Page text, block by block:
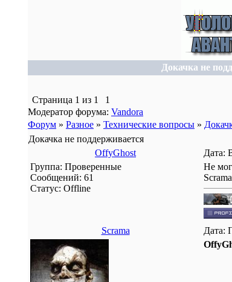
Докачка не
Страница 1 из 1
1
Модератор форума: Vandora
Форум » Разное » Технические вопросы »
Докачка не поддерживается
OffyGhost
Дата:
Группа: Проверенные
Сообщений: 61
Статус: Offline
Не
Scrama Дата: